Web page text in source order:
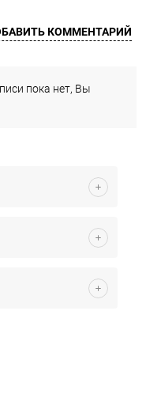
КОММЕНТАРИЙ
пока нет, Вы